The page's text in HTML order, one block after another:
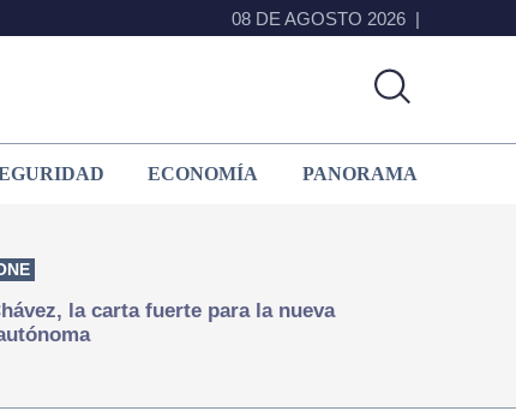
08 DE AGOSTO 2026
ECONOMÍA PANORAMA
la carta fuerte para la nueva